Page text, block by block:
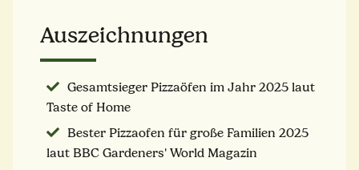
Auszeichnungen
Gesamtsieger Pizzaöfen im Jahr 2025 laut
Taste of Home
Bester Pizzaofen für große Familien 2025
laut BBC Gardeners' World Magazin